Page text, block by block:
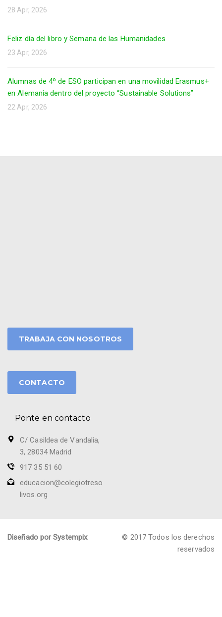
28 Apr, 2026
Feliz día del libro y Semana de las Humanidades
23 Apr, 2026
Alumnas de 4º de ESO participan en una movilidad Erasmus+
en Alemania dentro del proyecto “Sustainable Solutions”
22 Apr, 2026
TRABAJA CON NOSOTROS
CONTACTO
Ponte en contacto
C/ Casildea de Vandalia,
3, 28034 Madrid
917 35 51 60
educacion@colegiotreso
livos.org
Diseñado por Systempix
© 2017 Todos los derechos
reservados